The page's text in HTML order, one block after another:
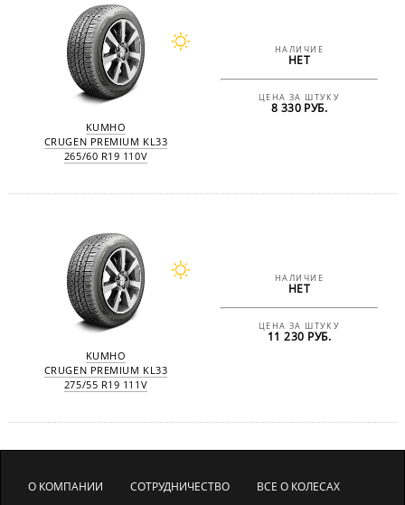
KUMHO
CRUGEN PREMIUM KL33
265/60 R19 110V
НАЛИЧИЕ
НЕТ
ЦЕНА ЗА ШТУКУ
8 330 РУБ.
KUMHO
CRUGEN PREMIUM KL33
275/55 R19 111V
НАЛИЧИЕ
НЕТ
ЦЕНА ЗА ШТУКУ
11 230 РУБ.
О КОМПАНИИ СОТРУДНИЧЕСТВО ВСЕ О КОЛЕСАХ